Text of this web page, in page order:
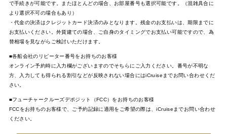
で手続きが可能です。またほとんどの場合、お部屋番号も選択可能です。（混雑具合に
より選択不可の場合もあり）
・代金の決済はクレジットカード決済のみとなります。残金のお支払いは、期限までに
お支払いください。外貨建ての場合、ご自身のタイミングでお支払い可能ですので、為
替相場を見ながらご検討いただけます。
■各船会社のリピーター番号をお持ちのお客様
オンライン予約時に入力欄がございますのでそちらにご入力ください。番号が不明な
方、入力しても得られる割引などが反映されない場合にはiCruiseまでお問い合わせくだ
さい。
■フューチャークルーズデポジット（FCC）をお持ちのお客様
FCCをお持ちのお客様で、ご予約記録に適用をご希望の際は、iCruiseまでお問い合わせ
ください。